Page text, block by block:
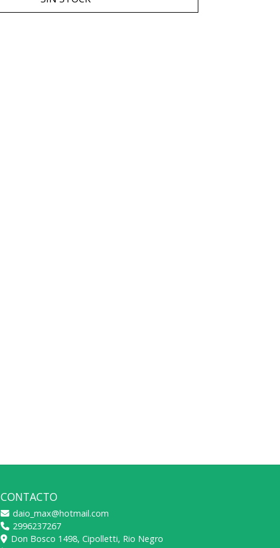
CONTACTO
daio_max@hotmail.com
2996237267
Don Bosco 1498, Cipolletti, Rio Negro